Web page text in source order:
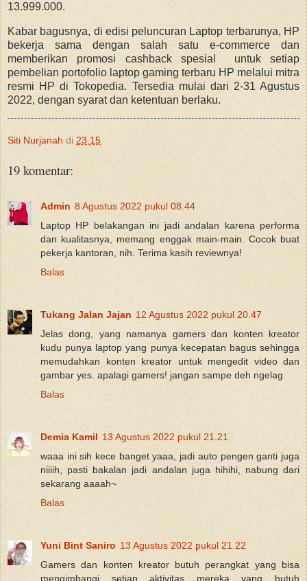
13.999.000.
Kabar bagusnya, di edisi peluncuran Laptop terbarunya, HP
bekerja sama dengan salah satu e-commerce dan
memberikan promosi cashback spesial untuk setiap
pembelian portofolio laptop gaming terbaru HP melalui mitra
resmi HP di Tokopedia. Tersedia mulai dari 2-31 Agustus
2022, dengan syarat dan ketentuan berlaku.
Siti Nurjanah di 23.15
19 komentar:
Admin 8 Agustus 2022 pukul 08.44
Laptop HP belakangan ini jadi andalan karena performa
dan kualitasnya, memang enggak main-main. Cocok buat
pekerja kantoran, nih. Terima kasih reviewnya!
Balas
Tukang Jalan Jajan 12 Agustus 2022 pukul 20.47
Jelas dong, yang namanya gamers dan konten kreator
kudu punya laptop yang punya kecepatan bagus sehingga
memudahkan konten kreator untuk mengedit video dan
gambar yes. apalagi gamers! jangan sampe deh ngelag
Balas
Demia Kamil 13 Agustus 2022 pukul 21.21
waaa ini sih kece banget yaaa, jadi auto pengen ganti juga
niiiih, pasti bakalan jadi andalan juga hihihi, nabung dari
sekarang aaaah~
Balas
Yuni Bint Saniro 13 Agustus 2022 pukul 21.22
Gamers dan konten kreator butuh perangkat yang bisa
mengimbangi setiap aktivitas mereka yang butuh